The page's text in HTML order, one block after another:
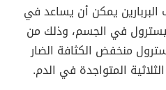
يمكن أن يساعد في
في الجسم، وذلك من
منخفض الكثافة الضار